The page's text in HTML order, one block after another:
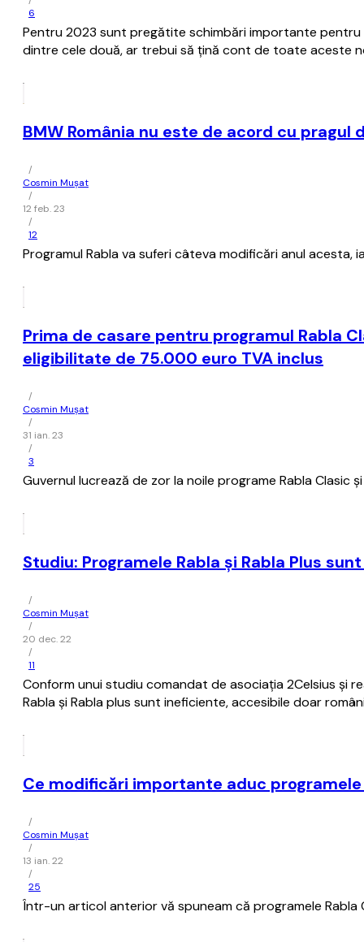
6
Pentru 2023 sunt pregătite schimbări importante pentru
dintre cele două, ar trebui să ţină cont de toate aceste
BMW România nu este de acord cu
/
Cosmin Mușat
/
12 feb. 23
/
12
Programul Rabla va suferi câteva modificări anul
Prima de casare pentru programul Rabla
eligibilitate de 75.000 euro TVA inclus
/
Cosmin Mușat
/
31 ian. 23
/
3
Guvernul lucrează de zor la noile programe Rabla Clasic
Studiu: Programele Rabla şi Rabla Plus
/
Cosmin Mușat
/
20 dec. 22
/
11
Conform unui studiu comandat de asociaţia 2Celsius şi
Rabla şi Rabla plus sunt ineficiente, accesibile doar
Ce modificări importante aduc programele
/
Cosmin Mușat
/
13 ian. 22
/
25
Într-un articol anterior vă spuneam că programele Rabla